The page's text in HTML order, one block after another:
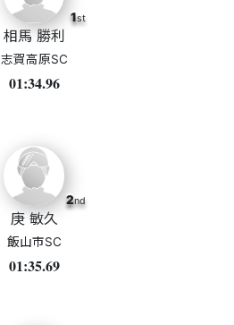
1st
相馬 勝利
志賀高原SC
01:34.96
2nd
庚 敏久
飯山市SC
01:35.69